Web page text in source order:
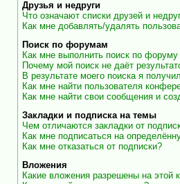
Друзья и недруги
Что означают списки друзей и
Как мне добавлять/удалять
Поиск по форумам
Как мне выполнить поиск по
Почему мой поиск не даёт
В результате моего поиска я
Как мне найти пользователя
Как мне найти свои сообщения и
Закладки и подписка на темы
Чем отличаются закладки от
Как мне подписаться на
Как мне отказаться от подписки?
Вложения
Какие вложения разрешены на этой